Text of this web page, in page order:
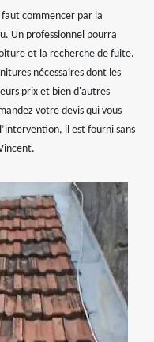
commencer par la
Un professionnel pourra
et la recherche de fuite.
nécessaires dont les
prix et bien d'autres
votre devis qui vous
il est fourni sans